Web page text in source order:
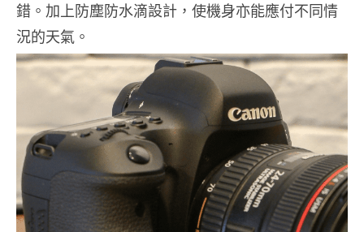
錯。加上防塵防水滴設計，使機身亦能應付不同情
況的天氣。